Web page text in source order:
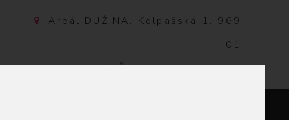
Areál DUŽINA, Kolpašská 1, 969
01
Banská Štiavnica, Slovensko